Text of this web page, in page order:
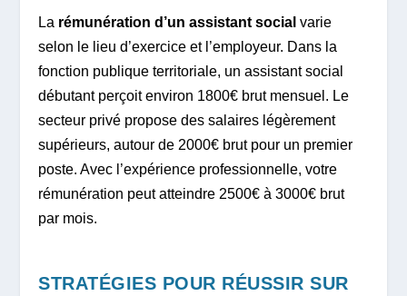
La rémunération d’un assistant social varie
selon le lieu d’exercice et l’employeur. Dans la
fonction publique territoriale, un assistant social
débutant perçoit environ 1800€ brut mensuel. Le
secteur privé propose des salaires légèrement
supérieurs, autour de 2000€ brut pour un premier
poste. Avec l’expérience professionnelle, votre
rémunération peut atteindre 2500€ à 3000€ brut
par mois.
STRATÉGIES POUR RÉUSSIR SUR